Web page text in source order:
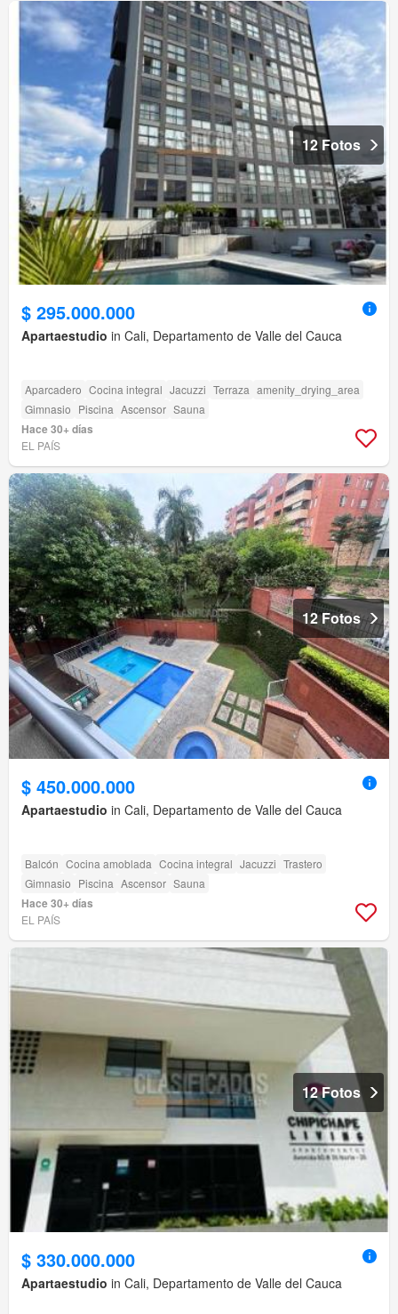
12 Fotos
$ 295.000.000
Apartaestudio in Cali, Departamento de Valle del Cauca
Aparcadero Cocina integral Jacuzzi Terraza amenity_drying_area
Gimnasio Piscina Ascensor Sauna
Hace 30+ días
EL PAÍS
12 Fotos
$ 450.000.000
Apartaestudio in Cali, Departamento de Valle del Cauca
Balcón Cocina amoblada Cocina integral Jacuzzi Trastero
Gimnasio Piscina Ascensor Sauna
Hace 30+ días
EL PAÍS
12 Fotos
$ 330.000.000
Apartaestudio in Cali, Departamento de Valle del Cauca